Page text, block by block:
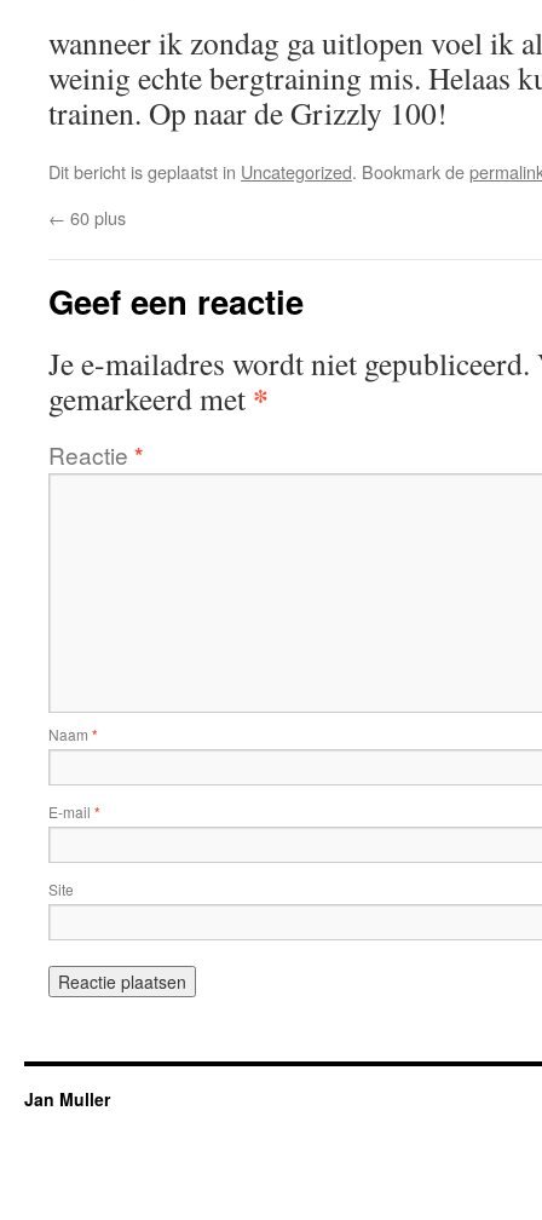
wanneer ik zondag ga uitlopen voel ik
weinig echte bergtraining mis. Helaas
trainen. Op naar de Grizzly 100!
Dit bericht is geplaatst in Uncategorized. Bookmark de
← 60 plus
Geef een reactie
Je e-mailadres wordt niet gepubliceerd.
gemarkeerd met *
Reactie *
Naam *
E-mail *
Site
Jan Muller